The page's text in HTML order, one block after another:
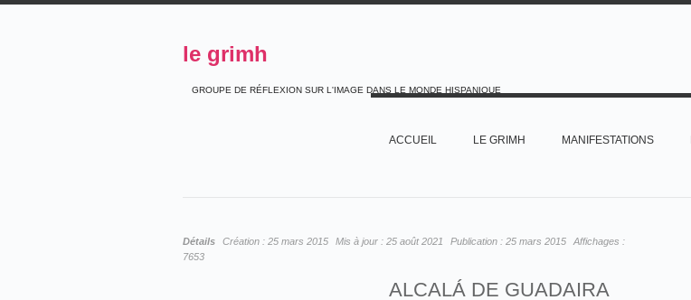
le grimh
GROUPE DE RÉFLEXION SUR L'IMAGE DANS LE MONDE HISPANIQUE
ACCUEIL LE GRIMH MANIFESTATIONS
Détails Création : 25 mars 2015 Mis à jour : 25 août 2021 Publication : 25 mars 2015
Affichages :
7653
ALCALÁ DE GUADAIRA